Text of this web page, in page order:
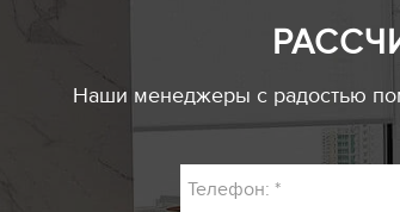
Наши менеджеры с радостью
Телефон: *